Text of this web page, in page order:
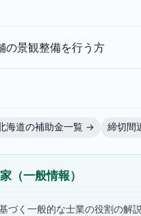
の景観整備を行う方
海道の補助金一覧 → 締切間
（一般情報）
づく一般的な士業の役割の解